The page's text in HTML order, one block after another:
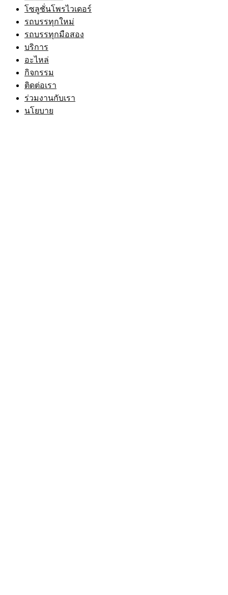
โซลูชั่นโพรไวเดอร์
รถบรรทุกใหม่
รถบรรทุกมือสอง
บริการ
อะไหล่
กิจกรรม
ติดต่อเรา
ร่วมงานกับเรา
นโยบาย